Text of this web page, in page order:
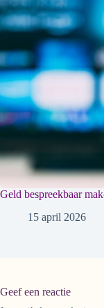
Geld bespreekbaar
15 april 2026
Geef een reactie